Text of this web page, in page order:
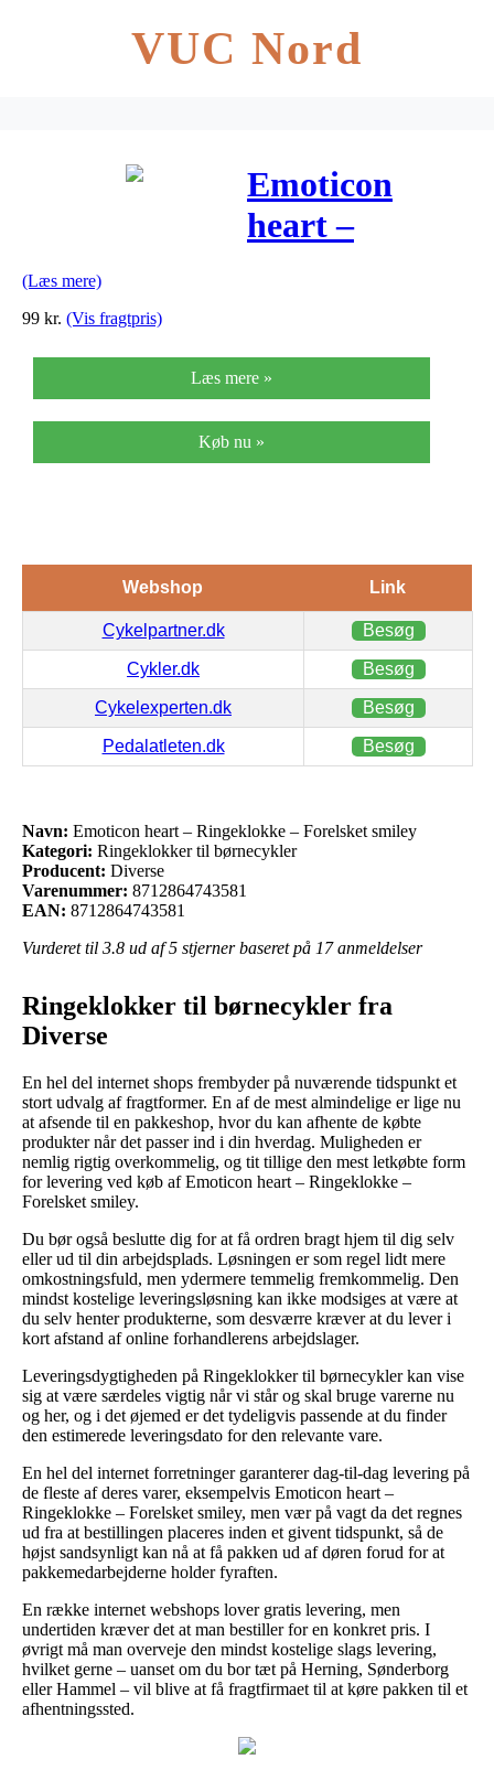
VUC Nord
Emoticon
heart –
smiley
(Læs mere)
99 kr. (Vis fragtpris)
Læs mere »
Køb nu »
Webshop Link
Cykelpartner.dk Besøg
Cykler.dk Besøg
Cykelexperten.dk Besøg
Pedalatleten.dk Besøg
Navn: Emoticon heart – Ringeklokke – Forelsket smiley
Kategori: Ringeklokker til børnecykler
Producent: Diverse
Varenummer: 8712864743581
EAN: 8712864743581
Vurderet til 3.8 ud af 5 stjerner baseret på 17anmeldelser
Ringeklokker til børnecykler fra
Diverse
En hel del internet shops frembyder på nuværende tidspunkt et
stort udvalg af fragtformer. En af de mest almindelige er lige nu
at afsende til en pakkeshop, hvor du kan afhente de købte
produkter når det passer ind i din hverdag. Muligheden er
nemlig rigtig overkommelig, og tit tillige den mest letkøbte form
for levering ved køb af Emoticon heart – Ringeklokke –
Forelsket smiley.
Du bør også beslutte dig for at få ordren bragt hjem til dig selv
eller ud til din arbejdsplads. Løsningen er som regel lidt mere
omkostningsfuld, men ydermere temmelig fremkommelig. Den
mindst kostelige leveringsløsning kan ikke modsiges at være at
du selv henter produkterne, som desværre kræver at du lever i
kort afstand af online forhandlerens arbejdslager.
Leveringsdygtigheden på Ringeklokker til børnecykler kan vise
sig at være særdeles vigtig når vi står og skal bruge varerne nu
og her, og i det øjemed er det tydeligvis passende at du finder
den estimerede leveringsdato for den relevante vare.
En hel del internet forretninger garanterer dag-til-dag levering på
de fleste af deres varer, eksempelvis Emoticon heart –
Ringeklokke – Forelsket smiley, men vær på vagt da det regnes
ud fra at bestillingen placeres inden et givent tidspunkt, så de
højst sandsynligt kan nå at få pakken ud af døren forud for at
pakkemedarbejderne holder fyraften.
En række internet webshops lover gratis levering, men
undertiden kræver det at man bestiller for en konkret pris. I
øvrigt må man overveje den mindst kostelige slags levering,
hvilket gerne – uanset om du bor tæt på Herning, Sønderborg
eller Hammel – vil blive at få fragtfirmaet til at køre pakken til et
afhentningssted.